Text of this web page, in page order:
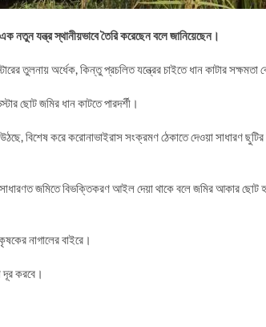
এক নতুন যন্ত্র স্থানীয়ভাবে তৈরি করেছেন বলে জানিয়েছেন।
তুলনায় অর্ধেক, কিন্তু প্রচলিত যন্ত্রের চাইতে ধান কাটার সক্ষমতা
ছোট জমির ধান কাটতে পারদর্শী।
বিশেষ করে করোনাভাইরাস সংক্রমণ ঠেকাতে দেওয়া সাধারণ
সাধারণত জমিতে বিভক্তিকরণ আইল দেয়া থাকে বলে জমির আকার ছোট
নাগালের বাইরে।
দূর করবে।